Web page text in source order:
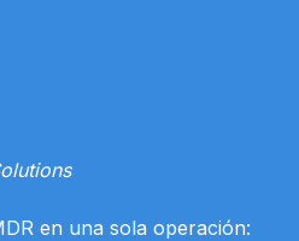
en una sola operación: